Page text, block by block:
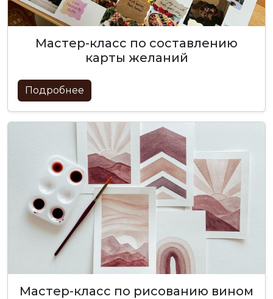
мастер-класс по составлению
карты желаний
Подробнее
мастер-класс по рисованию вином